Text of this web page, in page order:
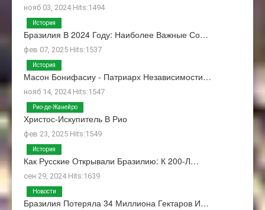
нояб 03, 2024 Hits:1494
Бразилия В 2024 Году: Наиболее Важные Со…
фев 07, 2025 Hits:1537
История
Масон Бонифасиу - Патриарх Независимости…
нояб 14, 2024 Hits:1547
История
Христос-Искупитель В Рио
фев 23, 2025 Hits:1549
Рио-де-Жанейро
Как Русские Открывали Бразилию: К 200-Л…
сен 29, 2024 Hits:1639
История
Бразилия Потеряла 34 Миллиона Гектаров И…
Новости